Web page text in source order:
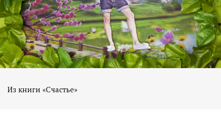
Из книги «Счастье»